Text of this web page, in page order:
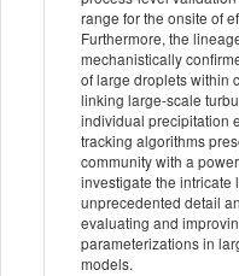
range for the onsite of
Furthermore, the
mechanistically
of large droplets within
linking large-scale
individual precipitation
tracking algorithms
community with a
investigate the intricate
unprecedented detail
evaluating and
parameterizations in
models.